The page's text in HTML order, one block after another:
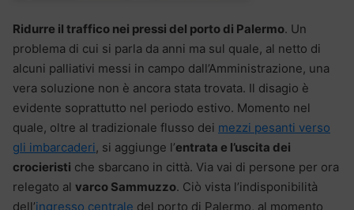
Ridurre il traffico nei pressi del porto di Palermo. Un
problema di cui si parla da anni ma sul quale, al netto di
alcuni palliativi messi in campo dall’Amministrazione, una
vera soluzione non è ancora stata trovata. Il disagio è
evidente soprattutto nel periodo estivo. Momento nel
quale, oltre al tradizionale flusso dei mezzi pesanti verso
gli imbarcaderi, si aggiunge l’entrata e l’uscita dei
crocieristi che sbarcano in città. Via vai di persone per ora
relegato al varco Sammuzzo. Ciò vista l’indisponibilità
dell’ingresso centrale del porto di Palermo, al momento